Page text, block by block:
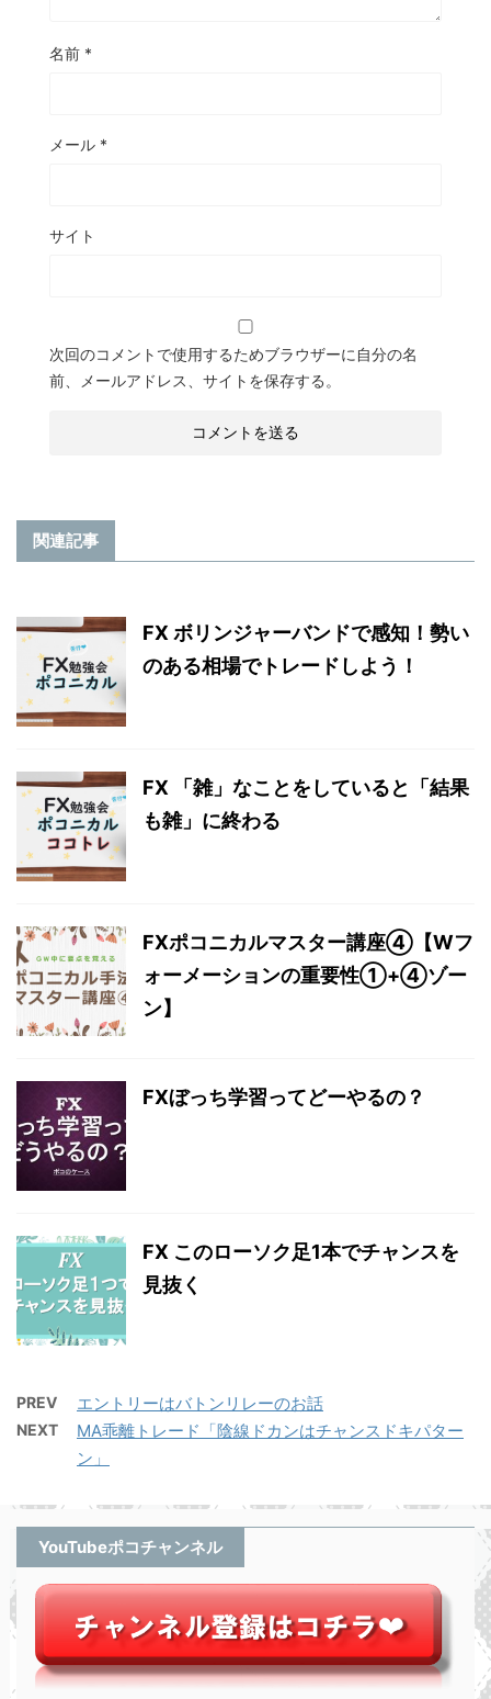
名前 *
メール *
サイト
次回のコメントで使用するためブラウザーに自分の名
前、メールアドレス、サイトを保存する。
関連記事
FX ボリンジャーバンドで感知！勢い
のある相場でトレードしよう！
FX 「雑」なことをしていると「結果
も雑」に終わる
FXポコニカルマスター講座④【Wフ
ォーメーションの重要性①+④ゾー
ン】
FXぼっち学習ってどーやるの？
FX このローソク足1本でチャンスを
見抜く
PREV エントリーはバトンリレーのお話
NEXT
MA乖離トレード「陰線ドカンはチャンスドキパター
ン」
YouTubeポコチャンネル